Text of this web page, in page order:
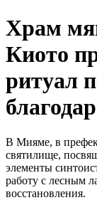
Храм
Киото
ритуал
В Мияме, в
святилище,
элементы
работу с лесным
восстановления.